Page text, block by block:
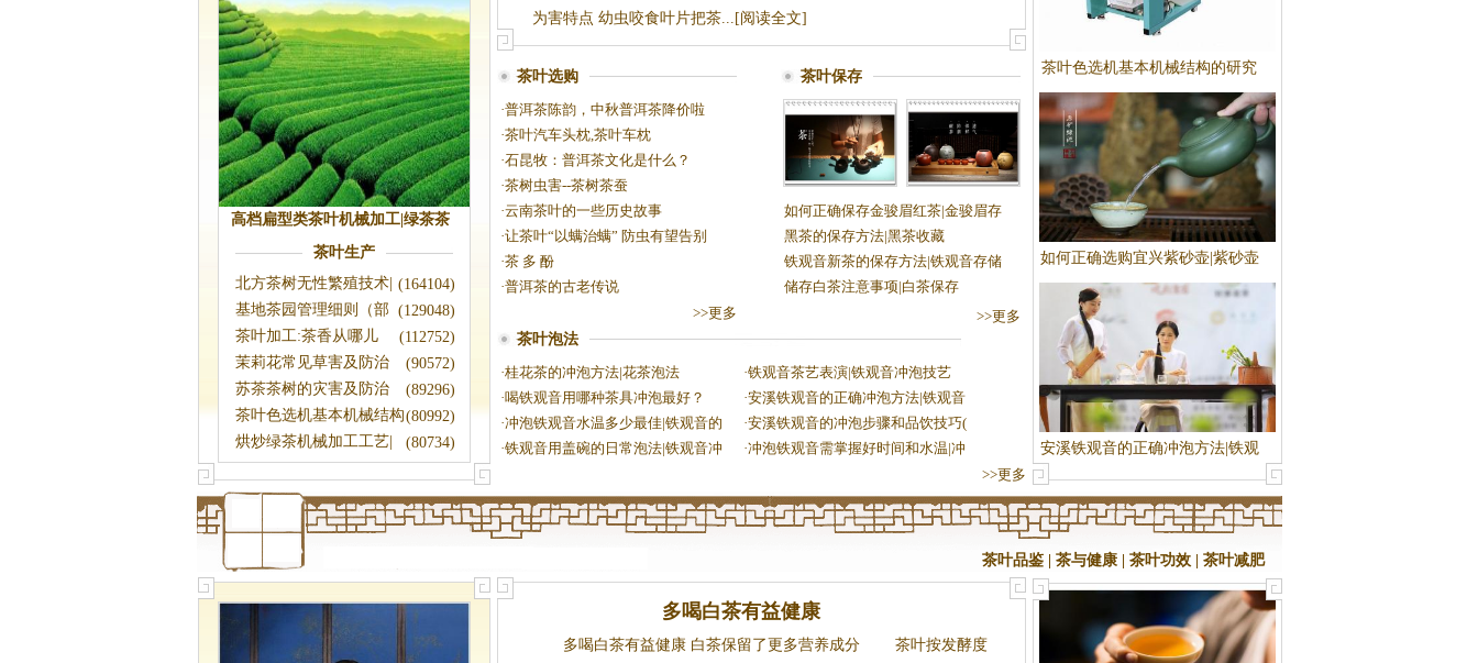
高档扁型类茶叶机械加工|绿茶茶
茶叶生产
(164104)
北方茶树无性繁殖技术|
茶树种植
(129048)
基地茶园管理细则（部
分）|茶园管
(112752)
茶叶加工:茶香从哪儿
来?|郭玉琼
(90572)
茉莉花常见草害及防治
(89296)
苏茶茶树的灾害及防治
(80992)
茶叶色选机基本机械结构
的研究
(80734)
烘炒绿茶机械加工工艺|
茶叶加工工
为害特点 幼虫咬食叶片把茶...[阅读全文]
茶叶选购
·普洱茶陈韵，中秋普洱茶降价啦
·茶叶汽车头枕,茶叶车枕
·石昆牧：普洱茶文化是什么？
·茶树虫害--茶树茶蚕
·云南茶叶的一些历史故事
·让茶叶“以螨治螨” 防虫有望告别
·茶 多 酚
·普洱茶的古老传说
>>更多
茶叶保存
方法|茶叶保存技
术
少合适？
如何正确保存金骏眉红茶|金骏眉存
黑茶的保存方法|黑茶收藏
铁观音新茶的保存方法|铁观音存储
储存白茶注意事项|白茶保存
>>更多
茶叶泡法
·桂花茶的冲泡方法|花茶泡法 ·铁观音茶艺表演|铁观音冲泡技艺
·喝铁观音用哪种茶具冲泡最好？ ·安溪铁观音的正确冲泡方法|铁观音
·冲泡铁观音水温多少最佳|铁观音的 ·安溪铁观音的冲泡步骤和品饮技巧(
·铁观音用盖碗的日常泡法|铁观音冲 ·冲泡铁观音需掌握好时间和水温|冲
>>更多
茶叶色选机基本机械结构的研究
如何正确选购宜兴紫砂壶|紫砂壶
选购知识
安溪铁观音的正确冲泡方法|铁观
茶叶品鉴| 茶与健康| 茶叶功效| 茶叶减肥
多喝白茶有益健康
多喝白茶有益健康 白茶保留了更多营养成分 茶叶按发酵度